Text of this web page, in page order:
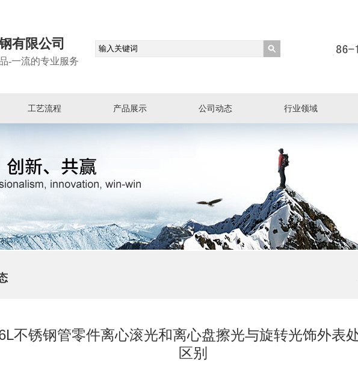
有限公司
-一流的专业服务
工艺流程 产品展示 公司动态 行业领域
不锈钢管零件离心滚光和离心盘擦光与旋转光饰外表
区别